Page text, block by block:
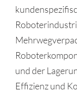
und der
Effizienz und